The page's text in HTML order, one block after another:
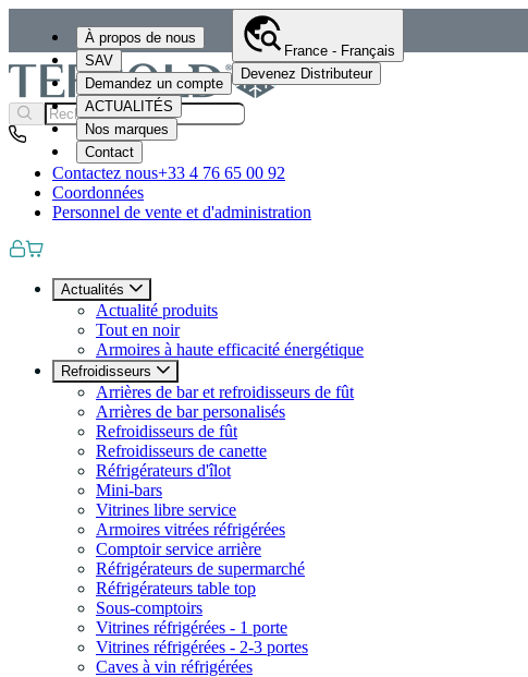
À propos de nous
SAV
Demandez un compte
ACTUALITÉS
Nos marques
Contact
France - Français
Devenez Distributeur
Contactez nous+33 4 76 65 00 92
Coordonnées
Personnel de vente et d'administration
Actualités
Actualité produits
Tout en noir
Armoires à haute efficacité énergétique
Refroidisseurs
Arrières de bar et refroidisseurs de fût
Arrières de bar personalisés
Refroidisseurs de fût
Refroidisseurs de canette
Réfrigérateurs d'îlot
Mini-bars
Vitrines libre service
Armoires vitrées réfrigérées
Comptoir service arrière
Réfrigérateurs de supermarché
Réfrigérateurs table top
Sous-comptoirs
Vitrines réfrigérées - 1 porte
Vitrines réfrigérées - 2-3 portes
Caves à vin réfrigérées